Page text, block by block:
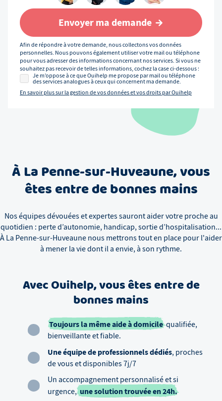
Envoyer ma demande
Afin de répondre à votre demande, nous collectons vos données
personnelles. Nous pouvons également utiliser votre mail ou téléphone
pour vous adresser des informations concernant nos services. Si vous ne
souhaitez pas recevoir de telles informations, cochez la case ci-dessous :
Je m’oppose à ce que Ouihelp me propose par mail ou téléphone
des services analogues à ceux qui concernent ma demande.
En savoir plus sur la gestion de vos données et vos droits par Ouihelp
ÀLa Penne-sur-Huveaune, vous
êtes entre de bonnes mains
Nos équipes dévouées et expertes sauront aider votre proche au
quotidien : perte d’autonomie, handicap, sortie d’hospitalisation...
À La Penne-sur-Huveaune nous mettrons tout en place pour l'aider
à mener la vie dont il a envie, à son rythme.
Avec Ouihelp, vous êtes entre de
bonnes mains
Toujours la même aide à domicilequalifiée,
bienveillante et fiable.
Une équipe de professionnels dédiés, proches
de vous et disponibles 7j/7
Un accompagnement personnalisé et si
urgence,une solution trouvée en 24h.